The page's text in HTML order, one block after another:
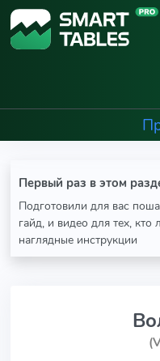
Первый раз в этом
Подготовили для вас
гайд, и видео для тех, кто
наглядные инструкции